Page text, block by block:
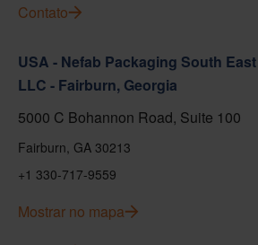
Contato
USA - Nefab Packaging South East
LLC - Fairburn, Georgia
5000 C Bohannon Road, Suite 100
Fairburn, GA 30213
+1 330-717-9559
Mostrar no mapa